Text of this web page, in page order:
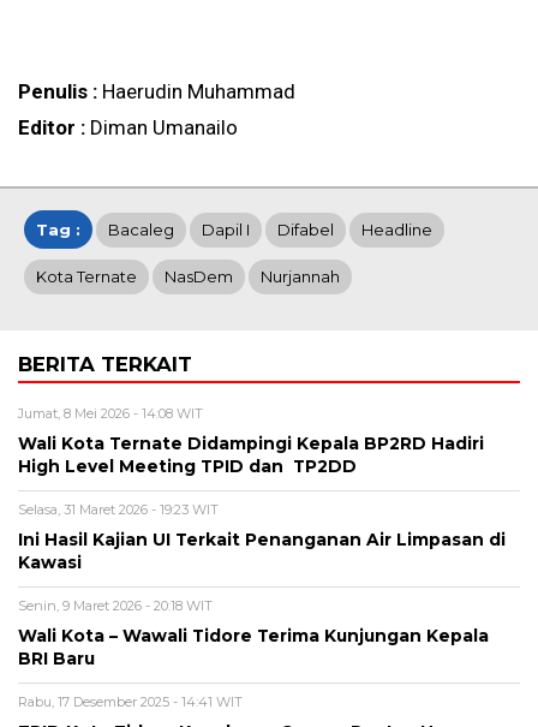
Penulis : Haerudin Muhammad
Editor : Diman Umanailo
Tag : Bacaleg Dapil I Difabel Headline
Kota Ternate NasDem Nurjannah
BERITA TERKAIT
Jumat, 8 Mei 2026 - 14:08 WIT
Wali Kota Ternate Didampingi Kepala BP2RD Hadiri
High Level Meeting TPID dan TP2DD
Selasa, 31 Maret 2026 - 19:23 WIT
Ini Hasil Kajian UI Terkait Penanganan Air Limpasan di
Kawasi
Senin, 9 Maret 2026 - 20:18 WIT
Wali Kota – Wawali Tidore Terima Kunjungan Kepala
BRI Baru
Rabu, 17 Desember 2025 - 14:41 WIT